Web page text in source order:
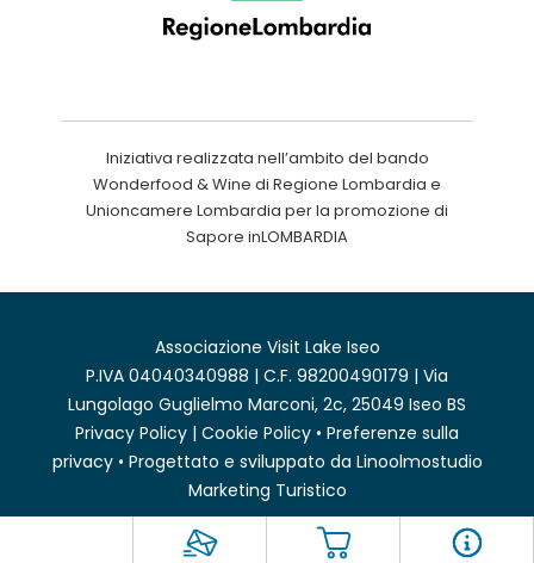
Iniziativa realizzata nell’ambito del bando
Wonderfood & Wine di Regione Lombardia e
Unioncamere Lombardia per la promozione di
Sapore inLOMBARDIA
Associazione Visit Lake Iseo
P.IVA 04040340988 | C.F. 98200490179 | Via
Lungolago Guglielmo Marconi, 2c, 25049 Iseo BS
Privacy Policy | Cookie Policy • Preferenze sulla
privacy• Progettato e sviluppato da Linoolmostudio
Marketing Turistico